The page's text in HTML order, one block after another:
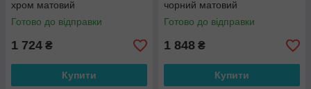
хром матовий
Готово до відправки
1 724 ₴
Купити
чорний матовий
Готово до відправки
1 848 ₴
Купити